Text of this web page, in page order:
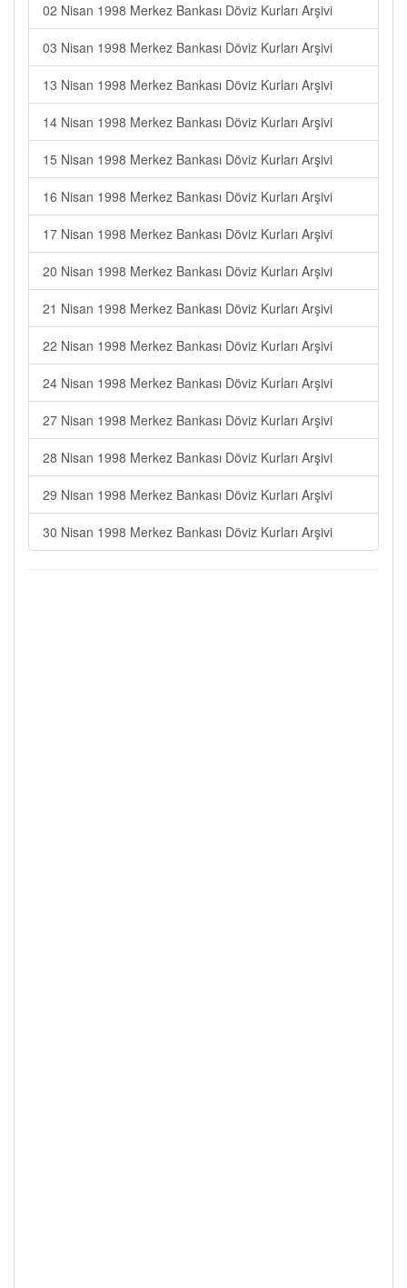
02 Nisan 1998 Merkez Bankası Döviz Kurları Arşivi
03 Nisan 1998 Merkez Bankası Döviz Kurları Arşivi
13 Nisan 1998 Merkez Bankası Döviz Kurları Arşivi
14 Nisan 1998 Merkez Bankası Döviz Kurları Arşivi
15 Nisan 1998 Merkez Bankası Döviz Kurları Arşivi
16 Nisan 1998 Merkez Bankası Döviz Kurları Arşivi
17 Nisan 1998 Merkez Bankası Döviz Kurları Arşivi
20 Nisan 1998 Merkez Bankası Döviz Kurları Arşivi
21 Nisan 1998 Merkez Bankası Döviz Kurları Arşivi
22 Nisan 1998 Merkez Bankası Döviz Kurları Arşivi
24 Nisan 1998 Merkez Bankası Döviz Kurları Arşivi
27 Nisan 1998 Merkez Bankası Döviz Kurları Arşivi
28 Nisan 1998 Merkez Bankası Döviz Kurları Arşivi
29 Nisan 1998 Merkez Bankası Döviz Kurları Arşivi
30 Nisan 1998 Merkez Bankası Döviz Kurları Arşivi